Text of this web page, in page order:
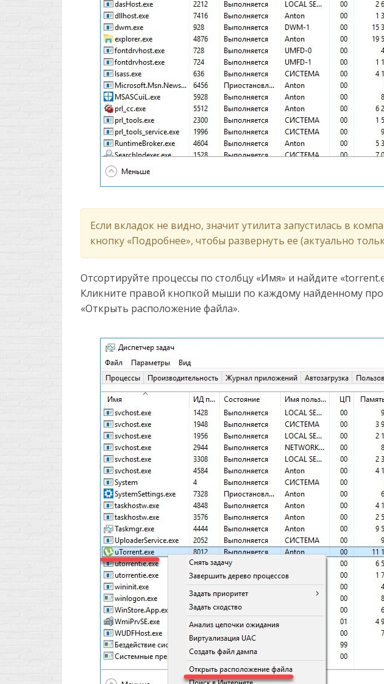
Если вкладок не видно, значит утилита запустилась в
кнопку «Подробнее», чтобы развернуть ее (актуально
Отсортируйте процессы по столбцу «Имя» и найдите
Кликните правой кнопкой мыши по каждому найденному
«Открыть расположение файла».